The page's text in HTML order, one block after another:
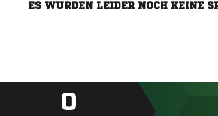
ES WURDEN LEIDER NOCH KEINE
0